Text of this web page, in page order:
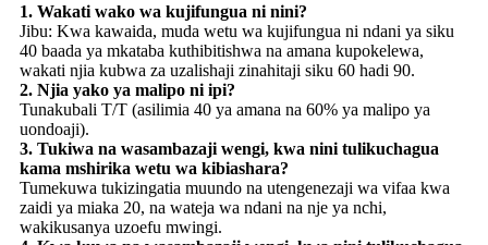
1. Wakati wako wa kujifungua ni nini?
Jibu: Kwa kawaida, muda wetu wa kujifungua ni ndani ya siku
40 baada ya mkataba kuthibitishwa na amana kupokelewa,
wakati njia kubwa za uzalishaji zinahitaji siku 60 hadi 90.
2. Njia yako ya malipo ni ipi?
Tunakubali T/T (asilimia 40 ya amana na 60% ya malipo ya
uondoaji).
3. Tukiwa na wasambazaji wengi, kwa nini tulikuchagua
kama mshirika wetu wa kibiashara?
Tumekuwa tukizingatia muundo na utengenezaji wa vifaa kwa
zaidi ya miaka 20, na wateja wa ndani na nje ya nchi,
wakikusanya uzoefu mwingi.